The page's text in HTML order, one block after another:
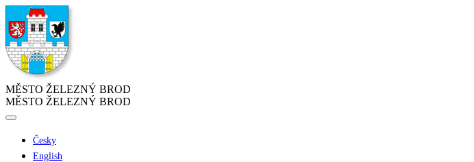
MĚSTO ŽELEZNÝ BROD
MĚSTO ŽELEZNÝ BROD
Česky
English